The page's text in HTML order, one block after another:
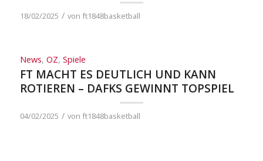
18/02/2025 / von ft1848basketball
News, OZ, Spiele
FT MACHT ES DEUTLICH UND KANN
ROTIEREN – DAFKS GEWINNT TOPSPIEL
04/02/2025 / von ft1848basketball